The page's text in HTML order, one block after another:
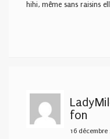
hihi, même sans raisins
fon
16 décembre